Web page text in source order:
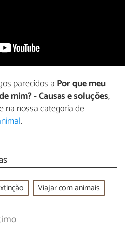
parecidos a Por que meu
mim? - Causas e soluções,
na nossa categoria de
.
Viajar com animais